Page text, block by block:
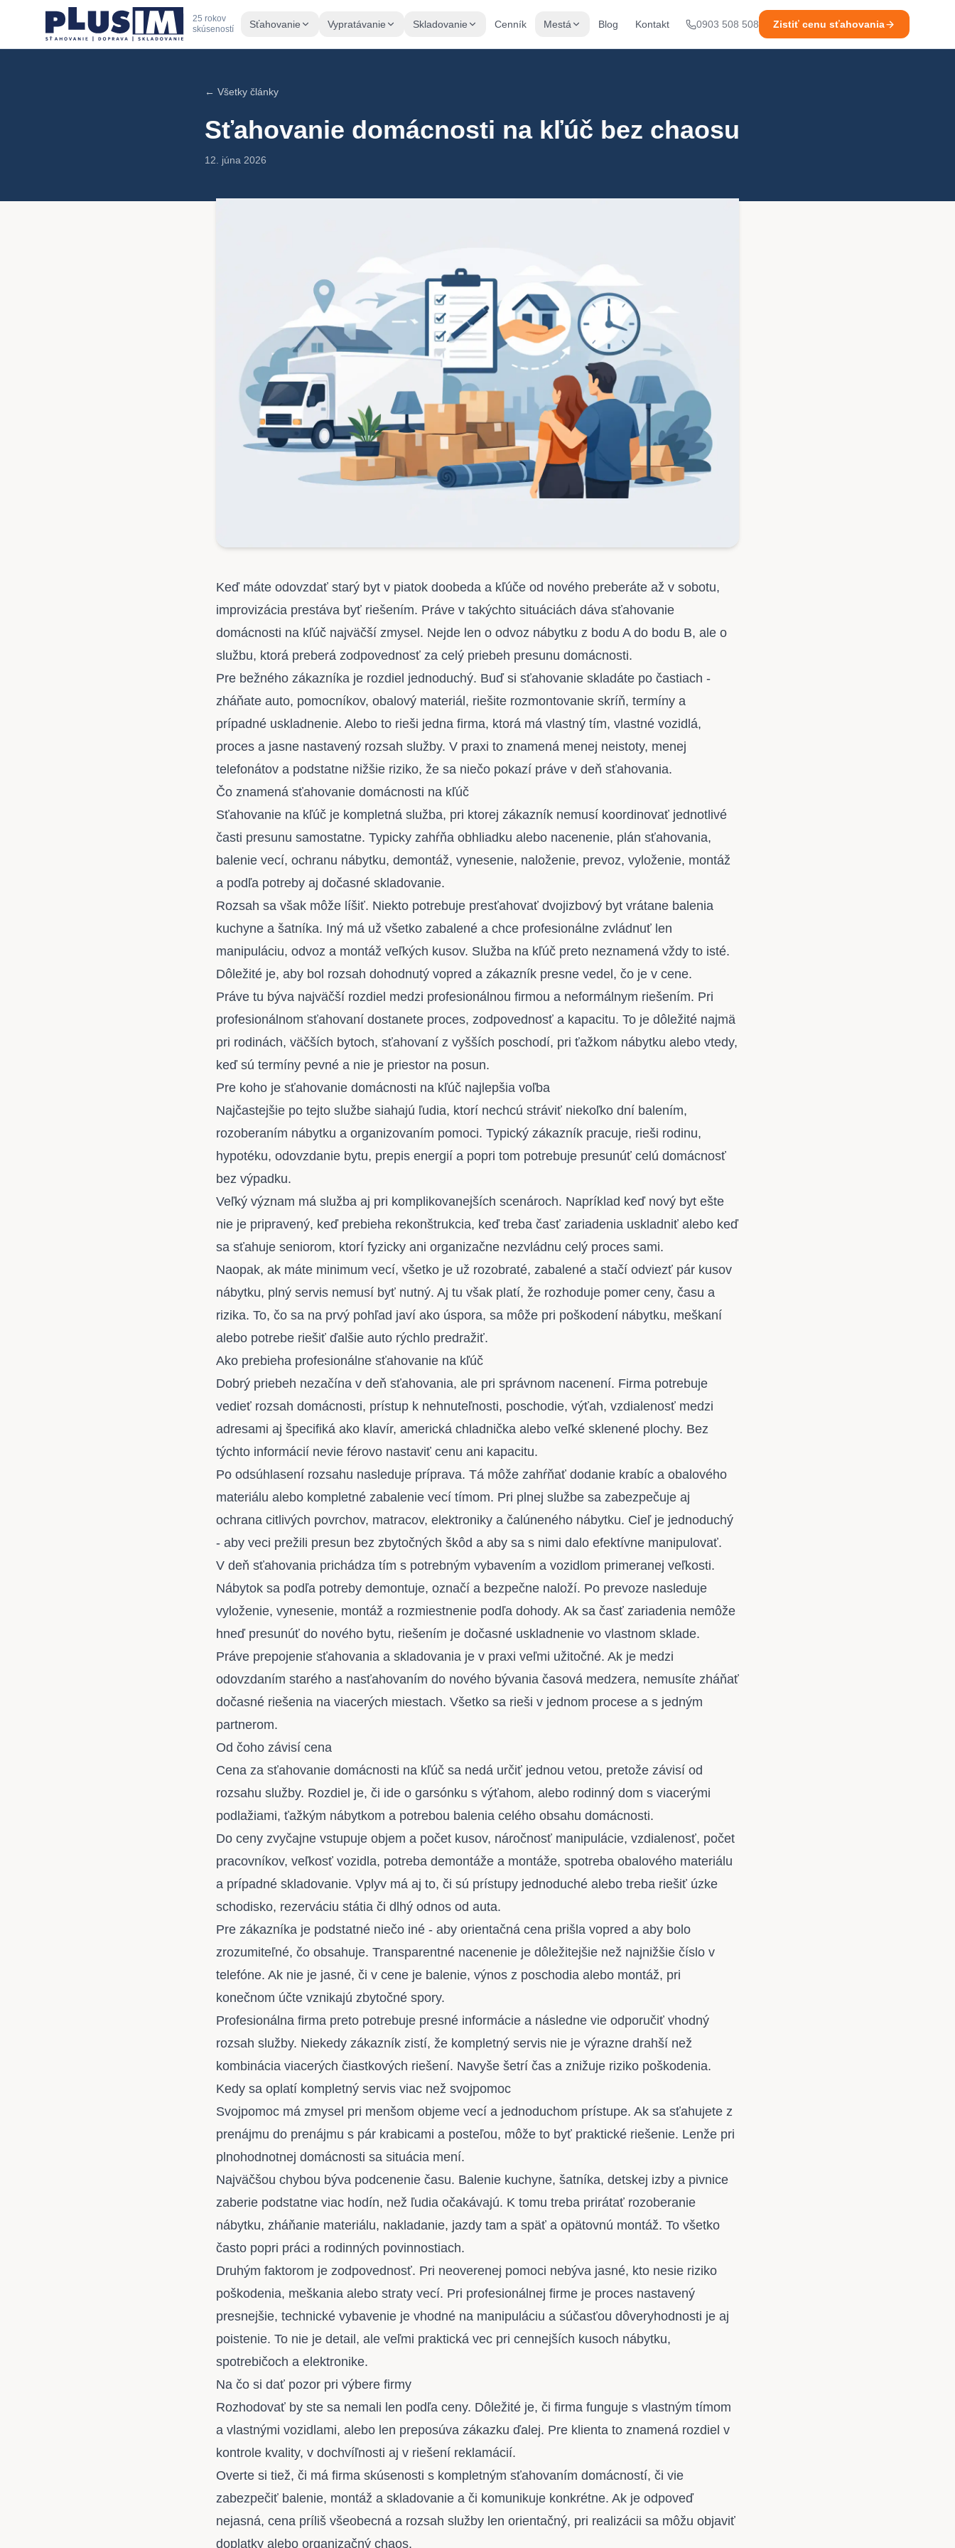
25 rokov
skúseností
Sťahovanie Vypratávanie Skladovanie Cenník Mestá Blog Kontakt 0903 508 508 Zistiť cenu sťahovania
← Všetky články
Sťahovanie domácnosti na kľúč bez chaosu
12. júna 2026
Keď máte odovzdať starý byt v piatok doobeda a kľúče od nového preberáte až v sobotu,
improvizácia prestáva byť riešením. Práve v takýchto situáciách dáva sťahovanie
domácnosti na kľúč najväčší zmysel. Nejde len o odvoz nábytku z bodu A do bodu B, ale o
službu, ktorá preberá zodpovednosť za celý priebeh presunu domácnosti.
Pre bežného zákazníka je rozdiel jednoduchý. Buď si sťahovanie skladáte po častiach -
zháňate auto, pomocníkov, obalový materiál, riešite rozmontovanie skríň, termíny a
prípadné uskladnenie. Alebo to rieši jedna firma, ktorá má vlastný tím, vlastné vozidlá,
proces a jasne nastavený rozsah služby. V praxi to znamená menej neistoty, menej
telefonátov a podstatne nižšie riziko, že sa niečo pokazí práve v deň sťahovania.
Čo znamená sťahovanie domácnosti na kľúč
Sťahovanie na kľúč je kompletná služba, pri ktorej zákazník nemusí koordinovať jednotlivé
časti presunu samostatne. Typicky zahŕňa obhliadku alebo nacenenie, plán sťahovania,
balenie vecí, ochranu nábytku, demontáž, vynesenie, naloženie, prevoz, vyloženie, montáž
a podľa potreby aj dočasné skladovanie.
Rozsah sa však môže líšiť. Niekto potrebuje presťahovať dvojizbový byt vrátane balenia
kuchyne a šatníka. Iný má už všetko zabalené a chce profesionálne zvládnuť len
manipuláciu, odvoz a montáž veľkých kusov. Služba na kľúč preto neznamená vždy to isté.
Dôležité je, aby bol rozsah dohodnutý vopred a zákazník presne vedel, čo je v cene.
Práve tu býva najväčší rozdiel medzi profesionálnou firmou a neformálnym riešením. Pri
profesionálnom sťahovaní dostanete proces, zodpovednosť a kapacitu. To je dôležité najmä
pri rodinách, väčších bytoch, sťahovaní z vyšších poschodí, pri ťažkom nábytku alebo vtedy,
keď sú termíny pevné a nie je priestor na posun.
Pre koho je sťahovanie domácnosti na kľúč najlepšia voľba
Najčastejšie po tejto službe siahajú ľudia, ktorí nechcú stráviť niekoľko dní balením,
rozoberaním nábytku a organizovaním pomoci. Typický zákazník pracuje, rieši rodinu,
hypotéku, odovzdanie bytu, prepis energií a popri tom potrebuje presunúť celú domácnosť
bez výpadku.
Veľký význam má služba aj pri komplikovanejších scenároch. Napríklad keď nový byt ešte
nie je pripravený, keď prebieha rekonštrukcia, keď treba časť zariadenia uskladniť alebo keď
sa sťahuje seniorom, ktorí fyzicky ani organizačne nezvládnu celý proces sami.
Naopak, ak máte minimum vecí, všetko je už rozobraté, zabalené a stačí odviezť pár kusov
nábytku, plný servis nemusí byť nutný. Aj tu však platí, že rozhoduje pomer ceny, času a
rizika. To, čo sa na prvý pohľad javí ako úspora, sa môže pri poškodení nábytku, meškaní
alebo potrebe riešiť ďalšie auto rýchlo predražiť.
Ako prebieha profesionálne sťahovanie na kľúč
Dobrý priebeh nezačína v deň sťahovania, ale pri správnom nacenení. Firma potrebuje
vedieť rozsah domácnosti, prístup k nehnuteľnosti, poschodie, výťah, vzdialenosť medzi
adresami aj špecifiká ako klavír, americká chladnička alebo veľké sklenené plochy. Bez
týchto informácií nevie férovo nastaviť cenu ani kapacitu.
Po odsúhlasení rozsahu nasleduje príprava. Tá môže zahŕňať dodanie krabíc a obalového
materiálu alebo kompletné zabalenie vecí tímom. Pri plnej službe sa zabezpečuje aj
ochrana citlivých povrchov, matracov, elektroniky a čalúneného nábytku. Cieľ je jednoduchý
- aby veci prežili presun bez zbytočných škôd a aby sa s nimi dalo efektívne manipulovať.
V deň sťahovania prichádza tím s potrebným vybavením a vozidlom primeranej veľkosti.
Nábytok sa podľa potreby demontuje, označí a bezpečne naloží. Po prevoze nasleduje
vyloženie, vynesenie, montáž a rozmiestnenie podľa dohody. Ak sa časť zariadenia nemôže
hneď presunúť do nového bytu, riešením je dočasné uskladnenie vo vlastnom sklade.
Práve prepojenie sťahovania a skladovania je v praxi veľmi užitočné. Ak je medzi
odovzdaním starého a nasťahovaním do nového bývania časová medzera, nemusíte zháňať
dočasné riešenia na viacerých miestach. Všetko sa rieši v jednom procese a s jedným
partnerom.
Od čoho závisí cena
Cena za sťahovanie domácnosti na kľúč sa nedá určiť jednou vetou, pretože závisí od
rozsahu služby. Rozdiel je, či ide o garsónku s výťahom, alebo rodinný dom s viacerými
podlažiami, ťažkým nábytkom a potrebou balenia celého obsahu domácnosti.
Do ceny zvyčajne vstupuje objem a počet kusov, náročnosť manipulácie, vzdialenosť, počet
pracovníkov, veľkosť vozidla, potreba demontáže a montáže, spotreba obalového materiálu
a prípadné skladovanie. Vplyv má aj to, či sú prístupy jednoduché alebo treba riešiť úzke
schodisko, rezerváciu státia či dlhý odnos od auta.
Pre zákazníka je podstatné niečo iné - aby orientačná cena prišla vopred a aby bolo
zrozumiteľné, čo obsahuje. Transparentné nacenenie je dôležitejšie než najnižšie číslo v
telefóne. Ak nie je jasné, či v cene je balenie, výnos z poschodia alebo montáž, pri
konečnom účte vznikajú zbytočné spory.
Profesionálna firma preto potrebuje presné informácie a následne vie odporučiť vhodný
rozsah služby. Niekedy zákazník zistí, že kompletný servis nie je výrazne drahší než
kombinácia viacerých čiastkových riešení. Navyše šetrí čas a znižuje riziko poškodenia.
Kedy sa oplatí kompletný servis viac než svojpomoc
Svojpomoc má zmysel pri menšom objeme vecí a jednoduchom prístupe. Ak sa sťahujete z
prenájmu do prenájmu s pár krabicami a posteľou, môže to byť praktické riešenie. Lenže pri
plnohodnotnej domácnosti sa situácia mení.
Najväčšou chybou býva podcenenie času. Balenie kuchyne, šatníka, detskej izby a pivnice
zaberie podstatne viac hodín, než ľudia očakávajú. K tomu treba prirátať rozoberanie
nábytku, zháňanie materiálu, nakladanie, jazdy tam a späť a opätovnú montáž. To všetko
často popri práci a rodinných povinnostiach.
Druhým faktorom je zodpovednosť. Pri neoverenej pomoci nebýva jasné, kto nesie riziko
poškodenia, meškania alebo straty vecí. Pri profesionálnej firme je proces nastavený
presnejšie, technické vybavenie je vhodné na manipuláciu a súčasťou dôveryhodnosti je aj
poistenie. To nie je detail, ale veľmi praktická vec pri cennejších kusoch nábytku,
spotrebičoch a elektronike.
Na čo si dať pozor pri výbere firmy
Rozhodovať by ste sa nemali len podľa ceny. Dôležité je, či firma funguje s vlastným tímom
a vlastnými vozidlami, alebo len preposúva zákazku ďalej. Pre klienta to znamená rozdiel v
kontrole kvality, v dochvíľnosti aj v riešení reklamácií.
Overte si tiež, či má firma skúsenosti s kompletným sťahovaním domácností, či vie
zabezpečiť balenie, montáž a skladovanie a či komunikuje konkrétne. Ak je odpoveď
nejasná, cena príliš všeobecná a rozsah služby len orientačný, pri realizácii sa môžu objaviť
doplatky alebo organizačný chaos.